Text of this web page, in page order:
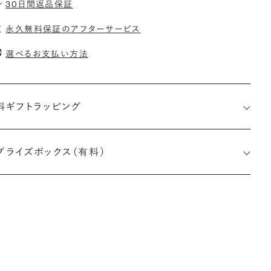
30日間返品保証
永久無料保証のアフターサービス
選べるお支払い方法
ギフトラッピング
ライズボックス（有料）